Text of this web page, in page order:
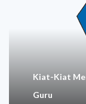
Kiat-Kiat
Guru